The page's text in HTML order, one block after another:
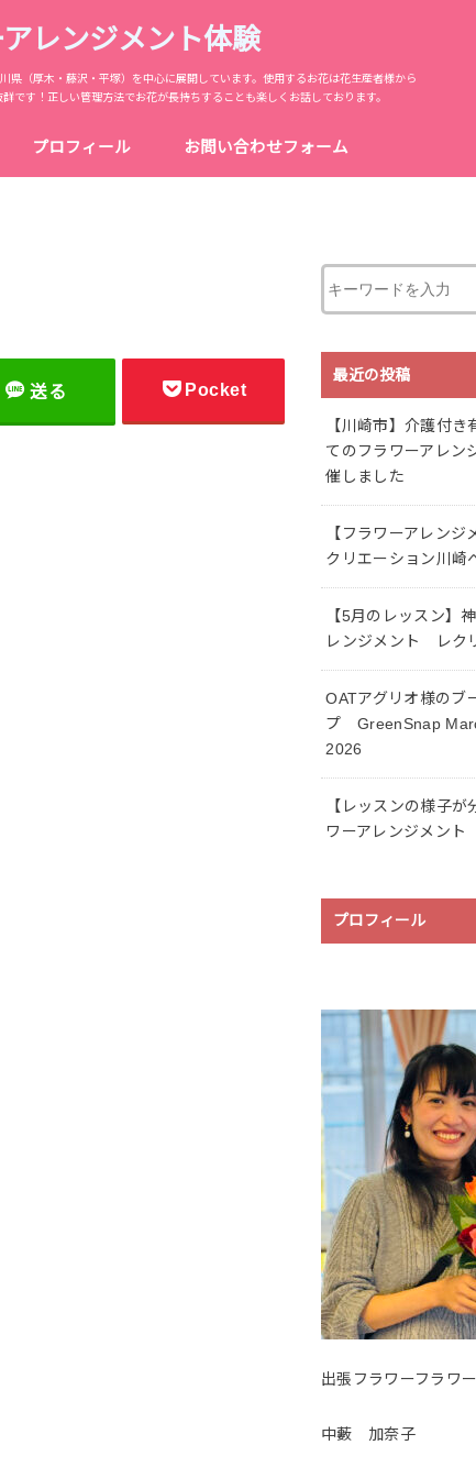
レンジメント体験
県（厚木・藤沢・平塚）を中心に展開しています。使用するお花は花生産者様から
です！正しい管理方法でお花が長持ちすることも楽しくお話しております。
プロフィール お問い合わせフォーム
送る Pocket
最近の投稿
【川崎市】介護付
てのフラワーアレン
催しました
【フラワーアレン
クリエーション川崎
【5月のレッスン】
レンジメント レク
OATアグリオ様のブ
プ GreenSnap
2026
【レッスンの様子
ワーアレンジメント
プロフィール
出張フラワーフラワ
中藪 加奈子